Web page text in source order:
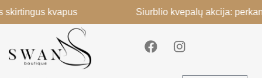
kvapus Siurblio kvepalų akcija: perkant 2,